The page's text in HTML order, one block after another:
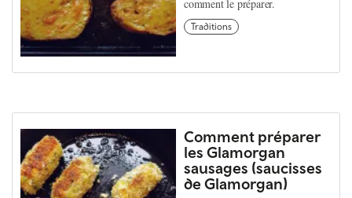
comment le préparer.
Traditions
Comment préparer
les Glamorgan
sausages (saucisses
de Glamorgan)